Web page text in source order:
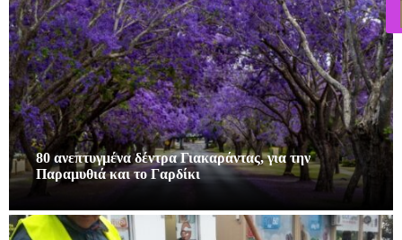
80 ανεπτυγμένα δέντρα Γιακαράντας, για την
Παραμυθιά και το Γαρδίκι